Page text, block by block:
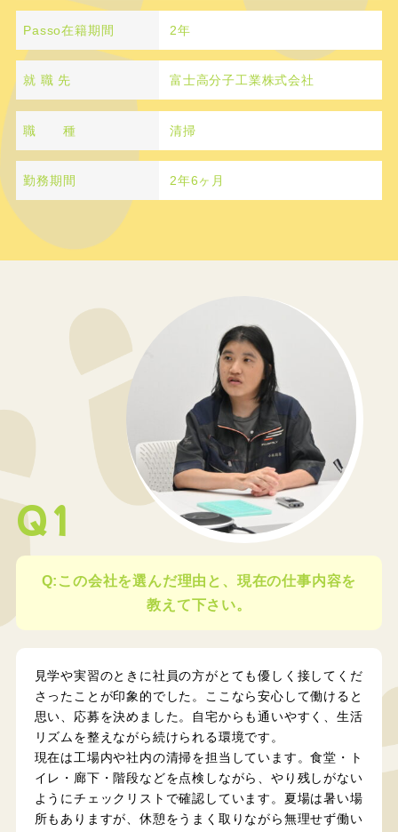
Passo在籍期間 2年
就 職 先 富士高分子工業株式会社
職 種 清掃
勤務期間 2年6ヶ月
Q1
Q:この会社を選んだ理由と、現在の仕事内容を
教えて下さい。
見学や実習のときに社員の方がとても優しく接してくだ
さったことが印象的でした。ここなら安心して働けると
思い、応募を決めました。自宅からも通いやすく、生活
リズムを整えながら続けられる環境です。
現在は工場内や社内の清掃を担当しています。食堂・ト
イレ・廊下・階段などを点検しながら、やり残しがない
ようにチェックリストで確認しています。夏場は暑い場
所もありますが、休憩をうまく取りながら無理せず働い